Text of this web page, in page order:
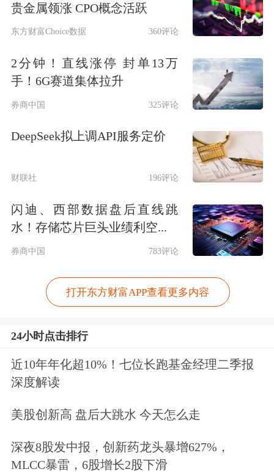
求进，靠前协同发力，经济运行实现良
好开局，一季度国内生产总值（GDP）
同比增长4.5%，居民消费价格指数
（CPI）同比上涨1.3%。中国人民银行
坚持以习近平新时代中国特色社会主义
思想为指导，坚决贯彻党中央、国务院
的决策部署，精准有力实施稳健的货币
一是保持货币信贷合理增长。3月17日
宣布降准0.25个百分点，并运用再贷
款、中期借贷便利、公开市场操作等多
种方式投放流动性，保持流动性合理充
裕。引导金融机构更加注重把握好节奏
可持续性。
要作用，指导利率自律机制成员根据市
贵金属领涨 CPO概念活跃
东方财富Choice数据 360评论
2分钟！直线涨停 封单13万
手！6G赛道集体拉升
券商中国 325评论
DeepSeek拟上调API服务定价
财联社 196评论
闪迪、西部数据盘后直线跳
水！存储芯片巨头业绩利空...
券商中国 783评论
打开东方财富APP查看更多内容
24小时点击排行
近10年年化超10%！七位长跑基金经理二季报
深度解读
美股创新高 盘后大跳水 今天怎么走
深夜8股发中报，创新药龙头暴增627%，
MLCC暴雷，6股增长2股下滑